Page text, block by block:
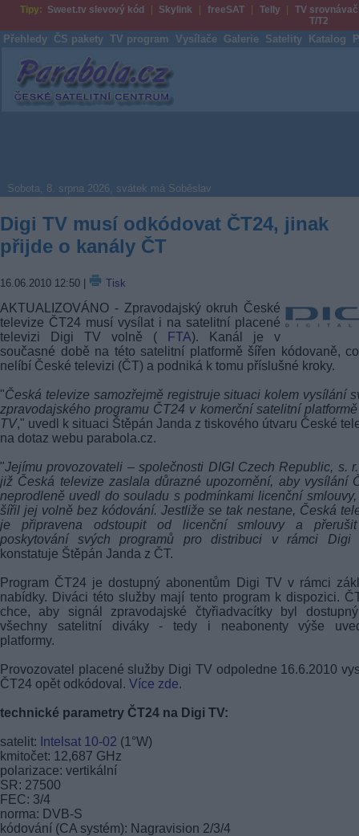
Tipy: Sweet.tv slevový kód Skylink freeSAT Telly
TV srovnávač
T/T2
Přehledy ČS pakety TV program Vysílače Galerie Satelity Katalog
Parabola.cz
Sobota, 8. srpna 2026, svátek má Soběslav
Digi TV musí odkódovat ČT24, jinak
přijde o kanály ČT
16.06.2010 12:50 Tisk
AKTUALIZOVÁNO - Zpravodajský okruh České
televize ČT24 musí vysílat i na satelitní placené
televizi Digi TV volně (
FTA). Kanál je v
současné době na této satelitní platformě šířen kódovaně,
nelíbí České televizi (ČT) a podniká k tomu příslušné kroky.
"Česká televize samozřejmě registruje situaci kolem vysílání
zpravodajského programu ČT24 v komerční satelitní
TV," uvedl k situaci Štěpán Janda z tiskového útvaru České
na dotaz webu parabola.cz.
"Jejímu provozovateli – společnosti DIGI Czech Republic, s.
již Česká televize zaslala důrazné upozornění, aby vysílání
neprodleně uvedl do souladu s podmínkami licenční smlouvy,
šířil jej volně bez kódování. Jestliže se tak nestane, Česká
je připravena odstoupit od licenční smlouvy a
poskytování svých programů pro distribuci v rámci Digi
konstatuje Štěpán Janda z ČT.
Program ČT24 je dostupný abonentům Digi TV v rámci
nabídky. Diváci této služby mají tento program k dispozici.
chce, aby signál zpravodajské čtyřiadvacítky byl
všechny satelitní diváky - tedy i neabonenty výše
platformy.
Provozovatel placené služby Digi TV odpoledne 16.6.2010
ČT24 opět odkódoval. Více zde.
technické parametry ČT24 na Digi TV:
satelit: Intelsat 10-02 (1°W)
kmitočet: 12,687 GHz
polarizace: vertikální
SR: 27500
FEC: 3/4
norma: DVB-S
kódování (CA systém): Nagravision 2/3/4